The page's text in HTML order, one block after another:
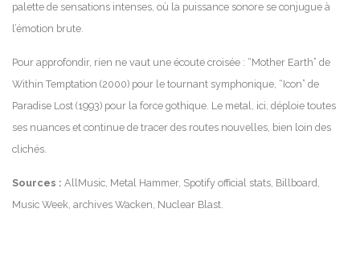
palette de sensations intenses, où la puissance sonore se conjugue à
l’émotion brute.
Pour approfondir, rien ne vaut une écoute croisée : “Mother Earth” de
Within Temptation (2000) pour le tournant symphonique, “Icon” de
Paradise Lost (1993) pour la force gothique. Le metal, ici, déploie toutes
ses nuances et continue de tracer des routes nouvelles, bien loin des
clichés.
Sources : AllMusic, Metal Hammer, Spotify official stats, Billboard,
Music Week, archives Wacken, Nuclear Blast.